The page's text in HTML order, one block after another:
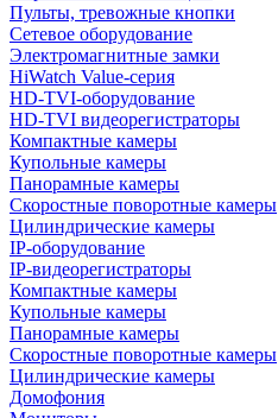
Пульты, тревожные кнопки
Сетевое оборудование
Электромагнитные замки
HiWatch Value-серия
HD-TVI-оборудование
HD-TVI видеорегистраторы
Компактные камеры
Купольные камеры
Панорамные камеры
Скоростные поворотные камеры
Цилиндрические камеры
IP-оборудование
IP-видеорегистраторы
Компактные камеры
Купольные камеры
Панорамные камеры
Скоростные поворотные камеры
Цилиндрические камеры
Домофония